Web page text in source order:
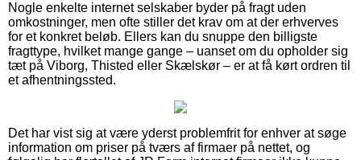
Nogle enkelte internet selskaber byder på fragt uden
omkostninger, men ofte stiller det krav om at der erhverves
for et konkret beløb. Ellers kan du snuppe den billigste
fragttype, hvilket mange gange – uanset om du opholder sig
tæt på Viborg, Thisted eller Skælskør – er at få kørt ordren til
et afhentningssted.
Det har vist sig at være yderst problemfrit for enhver at søge
information om priser på tværs af firmaer på nettet, og